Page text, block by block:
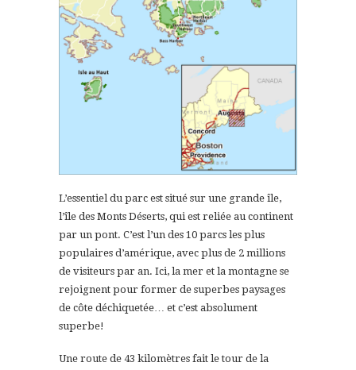
L’essentiel du parc est situé sur une grande île,
l’île des Monts Déserts, qui est reliée au continent
par un pont. C’est l’un des 10 parcs les plus
populaires d’amérique, avec plus de 2 millions
de visiteurs par an. Ici, la mer et la montagne se
rejoignent pour former de superbes paysages
de côte déchiquetée… et c’est absolument
superbe!
Une route de 43 kilomètres fait le tour de la